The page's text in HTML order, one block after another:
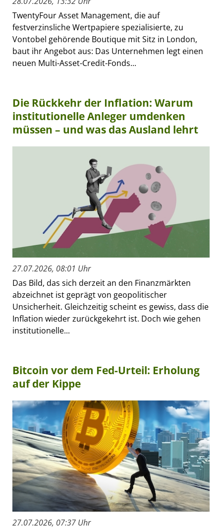
TwentyFour Asset Management, die auf
festverzinsliche Wertpapiere spezialisierte, zu
Vontobel gehörende Boutique mit Sitz in London,
baut ihr Angebot aus: Das Unternehmen legt einen
neuen Multi-Asset-Credit-Fonds...
Die Rückkehr der Inflation: Warum
institutionelle Anleger umdenken
müssen – und was das Ausland lehrt
27.07.2026, 08:01 Uhr
Das Bild, das sich derzeit an den Finanzmärkten
abzeichnet ist geprägt von geopolitischer
Unsicherheit. Gleichzeitig scheint es gewiss, dass die
Inflation wieder zurückgekehrt ist. Doch wie gehen
institutionelle...
Bitcoin vor dem Fed-Urteil: Erholung
auf der Kippe
27.07.2026, 07:37 Uhr